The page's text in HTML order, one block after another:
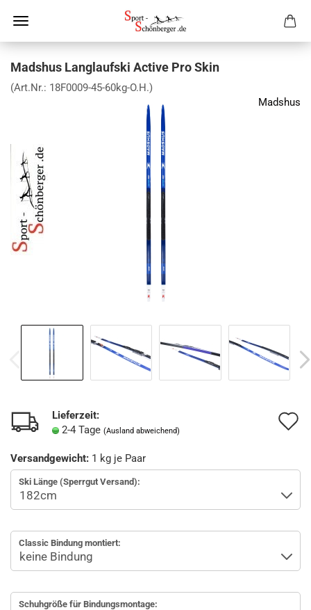
Madshus Langlaufski Active Pro Skin
(Art.Nr.: 18F0009-45-60kg-O.H.)
Madshus
Lieferzeit:
2-4 Tage (Ausland abweichend)
Versandgewicht: 1 kg je Paar
Ski Länge (Sperrgut Versand):
Classic Bindung montiert:
Schuhgröße für Bindungsmontage: